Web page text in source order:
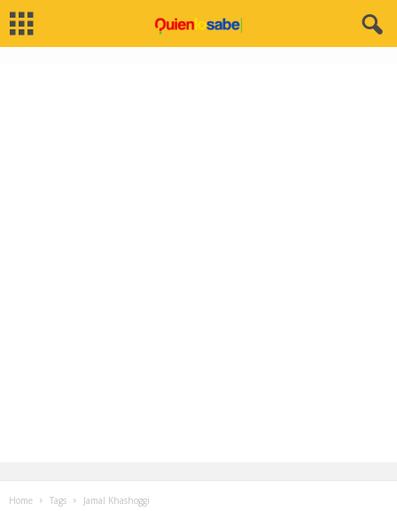
Home Tags Jamal Khashoggi